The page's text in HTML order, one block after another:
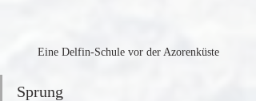
Eine Delfin-Schule vor der Azorenküste
Sprung